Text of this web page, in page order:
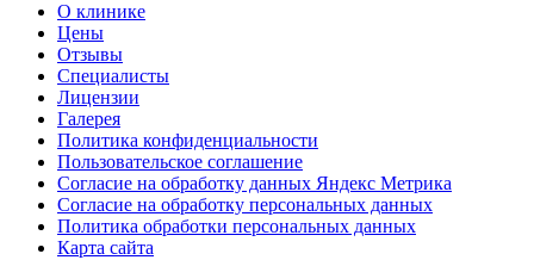
О клинике
Цены
Отзывы
Специалисты
Лицензии
Галерея
Политика конфиденциальности
Пользовательское соглашение
Согласие на обработку данных Яндекс Метрика
Согласие на обработку персональных данных
Политика обработки персональных данных
Карта сайта